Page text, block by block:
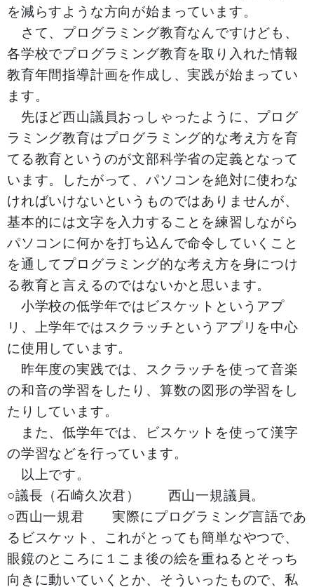
を減らすような方向が始まっています。
さて、プログラミング教育なんですけども、
各学校でプログラミング教育を取り入れた情報
教育年間指導計画を作成し、実践が始まってい
ます。
先ほど西山議員おっしゃったように、プログ
ラミング教育はプログラミング的な考え方を育
てる教育というのが文部科学省の定義となって
います。したがって、パソコンを絶対に使わな
ければいけないというものではありませんが、
基本的には文字を入力することを練習しながら
パソコンに何かを打ち込んで命令していくこと
を通してプログラミング的な考え方を身につけ
る教育と言えるのではないかと思います。
小学校の低学年ではビスケットというアプ
リ、上学年ではスクラッチというアプリを中心
に使用しています。
昨年度の実践では、スクラッチを使って音楽
の和音の学習をしたり、算数の図形の学習をし
たりしています。
また、低学年では、ビスケットを使って漢字
の学習などを行っています。
以上です。
○議長（石崎久次君） 西山一規議員。
○西山一規君 実際にプログラミング言語であ
るビスケット、これがとっても簡単なやつで、
眼鏡のところに１こま後の絵を重ねるとそっち
向きに動いていくとか、そういったもので、私